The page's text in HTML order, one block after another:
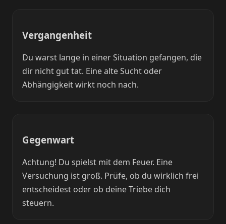
Vergangenheit
Du warst lange in einer Situation gefangen, die
dir nicht gut tat. Eine alte Sucht oder
Abhängigkeit wirkt noch nach.
Gegenwart
Achtung! Du spielst mit dem Feuer. Eine
Versuchung ist groß. Prüfe, ob du wirklich frei
entscheidest oder ob deine Triebe dich
steuern.